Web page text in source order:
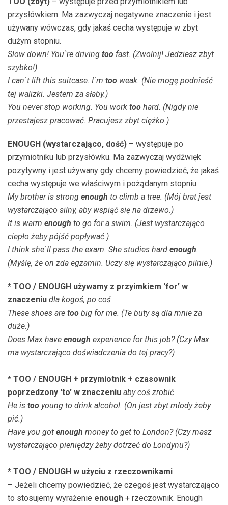
przysłówkiem. Ma zazwyczaj negatywne znaczenie i jest
używany wówczas, gdy jakaś cecha występuje w zbyt
dużym stopniu.
Slow down! You`re driving too fast. (Zwolnij! Jedziesz zbyt
szybko!)
I can`t lift this suitcase. I`m too weak. (Nie mogę podnieść
tej walizki. Jestem za słaby.)
You never stop working. You work too hard. (Nigdy nie
przestajesz pracować. Pracujesz zbyt ciężko.)
ENOUGH (wystarczająco, dość) – występuje po
przymiotniku lub przysłówku. Ma zazwyczaj wydźwięk
pozytywny i jest używany gdy chcemy powiedzieć, że jakaś
cecha występuje we właściwym i pożądanym stopniu.
My brother is strong enough to climb a tree. (Mój brat jest
wystarczająco silny, aby wspiąć się na drzewo.)
It is warm enough to go for a swim. (Jest wystarczająco
ciepło żeby pójść popływać.)
I think she`ll pass the exam. She studies hard enough.
(Myślę, że on zda egzamin. Uczy się wystarczająco pilnie.)
* TOO / ENOUGH używamy z przyimkiem 'for’ w
znaczeniu dla kogoś, po coś
These shoes are too big for me. (Te buty są dla mnie za
duże.)
Does Max have enough experience for this job? (Czy Max
ma wystarczająco doświadczenia do tej pracy?)
* TOO / ENOUGH + przymiotnik + czasownik
poprzedzony 'to’ w znaczeniu aby coś zrobić
He is too young to drink alcohol. (On jest zbyt młody żeby
pić.)
Have you got enough money to get to London? (Czy masz
wystarczająco pieniędzy żeby dotrzeć do Londynu?)
* TOO / ENOUGH w użyciu z rzeczownikami
– Jeżeli chcemy powiedzieć, że czegoś jest wystarczająco
to stosujemy wyrażenie enough + rzeczownik. Enough